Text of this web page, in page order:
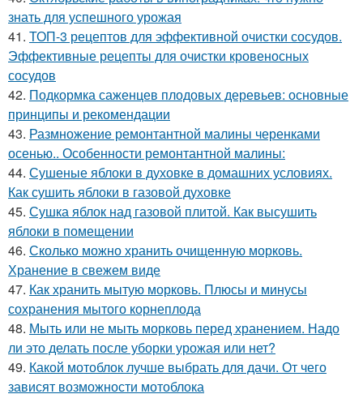
знать для успешного урожая
41. ТОП-3 рецептов для эффективной очистки сосудов.
Эффективные рецепты для очистки кровеносных
сосудов
42. Подкормка саженцев плодовых деревьев: основные
принципы и рекомендации
43. Размножение ремонтантной малины черенками
осенью.. Особенности ремонтантной малины:
44. Сушеные яблоки в духовке в домашних условиях.
Как сушить яблоки в газовой духовке
45. Сушка яблок над газовой плитой. Как высушить
яблоки в помещении
46. Сколько можно хранить очищенную морковь.
Хранение в свежем виде
47. Как хранить мытую морковь. Плюсы и минусы
сохранения мытого корнеплода
48. Мыть или не мыть морковь перед хранением. Надо
ли это делать после уборки урожая или нет?
49. Какой мотоблок лучше выбрать для дачи. От чего
зависят возможности мотоблока